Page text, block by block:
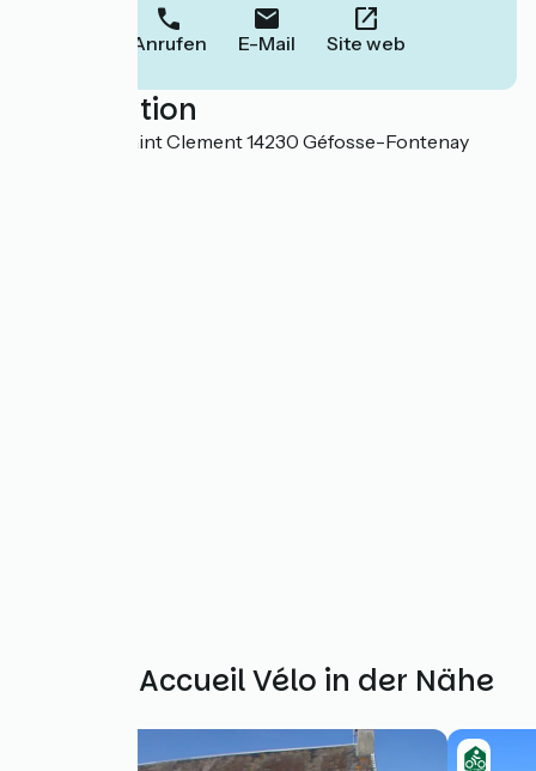
Anrufen E-Mail Site web
Localisation
8 Route de Saint Clement 14230 Géfosse-Fontenay
Weitere Accueil Vélo in der Nähe